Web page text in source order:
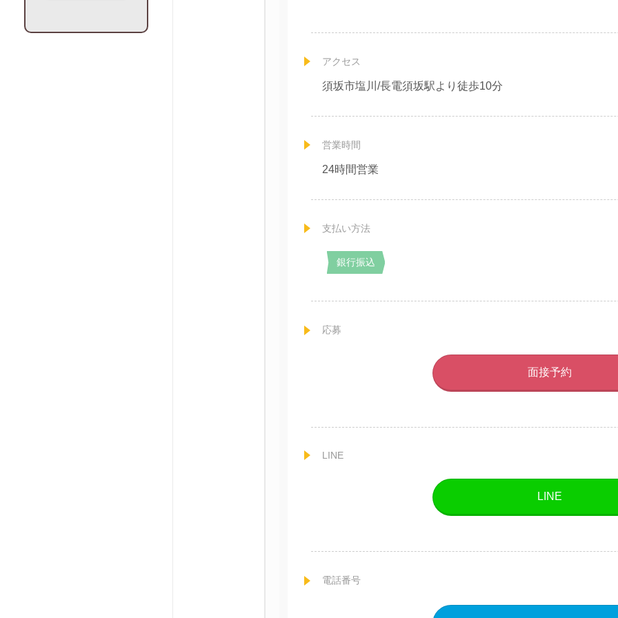
アクセス
須坂市塩川/長電須坂駅より徒歩10分
営業時間
24時間営業
支払い方法
銀行振込
応募
面接予約
LINE
LINE
電話番号